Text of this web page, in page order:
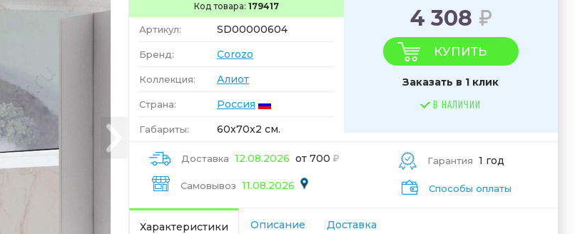
Код товара: 179417
Артикул: SD00000604
Бренд: Corozo
Коллекция: Алиот
Страна: Россия
Габариты: 60x70x2 см.
4 308
КУПИТЬ
Заказать в 1 клик
В НАЛИЧИИ
Доставка 12.08.2026 от 700
Самовывоз 11.08.2026
Гарантия 1 год
Способы оплаты
Характеристики Описание Доставка